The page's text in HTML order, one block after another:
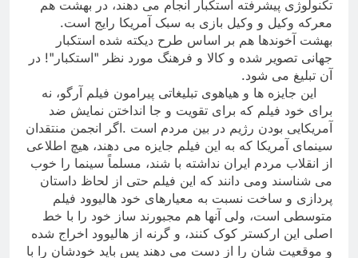
تکنولوژی پیشرفته استکبار انجام می دهند، در بهشت هم
معرکه وکیل و وکیل بازی به سبک آمریکا رایج است.
بهشت آخوندها هم بر اساس طرح دیکته شده استکبار
جهانی تصویر شده و کالا و فرهنگ مورد نظر "استکبار"! در
آن تبلیغ می شود.
این جایزه ها و هیاهوی تبلیغاتی پیرامون فیلم آرگو، نه
برای خود فیلم که برای تقویت و جا انداختن نمایش ضد
آمریکایی بودن رژیم در بین مردم است .اگر انجمن منتقدان
سینمای آمریکا که به این فیلم جایزه می دهند، هیچ اطلاعی
از انقلاب مردم ایران نداشته با شند، مسلماً سینما را خوب
می شناسند ومی دانند که این فیلم حتی از لحاظ داستان
پردازی و ساخت نسبت به معیارهای خود هالیوود فیلم
متوسطی است، ولی آنها هم مجبورند ساز خود را با خط
اصلی این ارکستر کوک کنند، و گرنه از هالیوود اخراج شده
و موقعیت شان را از دست می دهند پس باید خودشان را با